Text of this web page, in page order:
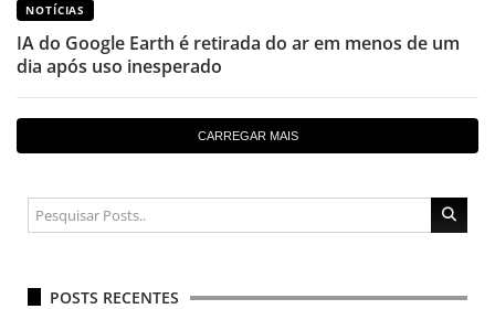
NOTÍCIAS
IA do Google Earth é retirada do ar em menos de um
dia após uso inesperado
CARREGAR MAIS
POSTS RECENTES